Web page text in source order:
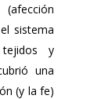
sistema
y
una
(y la fe)